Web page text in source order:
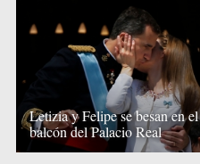
Letizia y Felipe se besan en el
balcón del Palacio Real